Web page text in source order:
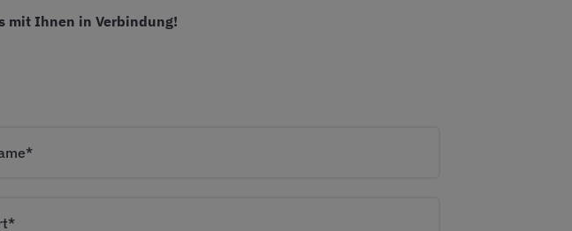
mit Ihnen in Verbindung!